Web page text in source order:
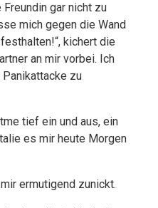
gar nicht zu
mich gegen die Wand
kichert die
an mir vorbei. Ich
zu
tief ein und aus, ein
es mir heute Morgen
ermutigend zunickt.